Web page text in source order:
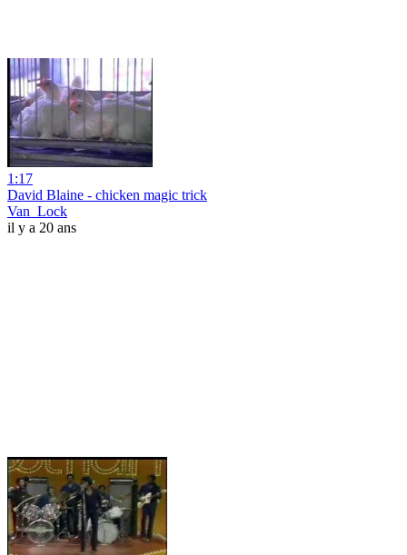
1:17
David Blaine - chicken magic trick
Van_Lock
il y a 20 ans